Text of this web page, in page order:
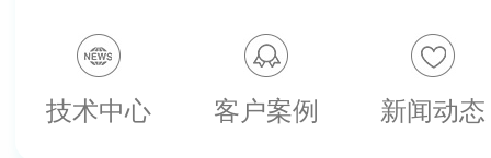
技术中心 客户案例 新闻动态